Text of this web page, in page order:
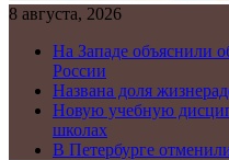
8 августа, 2026
На Западе объяснили
России
Названа доля
Новую учебную
школах
В Петербурге